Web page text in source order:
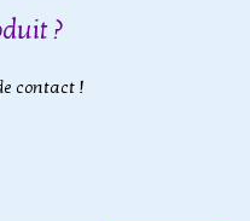
?
contact !